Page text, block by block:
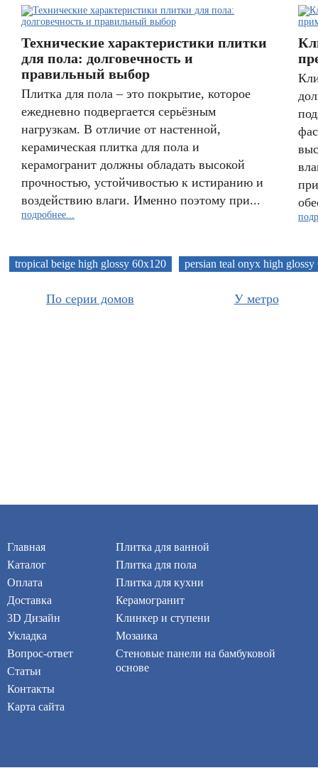
Технические характеристики плитки
для пола: долговечность и
правильный выбор
Плитка для пола – это покрытие, которое
ежедневно подвергается серьёзным
нагрузкам. В отличие от настенной,
керамическая плитка для пола и
керамогранит должны обладать высокой
прочностью, устойчивостью к истиранию и
воздействию влаги. Именно поэтому при...
подробнее...
tropical beige high glossy 60x120 persian teal onyx high glossy
По серии домов У метро
Главная
Каталог
Оплата
Доставка
3D Дизайн
Укладка
Вопрос-ответ
Статьи
Контакты
Карта сайта
Плитка для ванной
Плитка для пола
Плитка для кухни
Керамогранит
Клинкер и ступени
Мозаика
Стеновые панели на бамбуковой
основе